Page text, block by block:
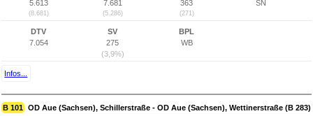
5.613
(8.681)
7.681
(5.286)
363
(271)
SN
DTV
7.054
SV
275
(3,9%)
BPL
WB
Infos...
B 101 OD Aue (Sachsen), Schillerstraße - OD Aue (Sachsen), Wettinerstraße (B 283)